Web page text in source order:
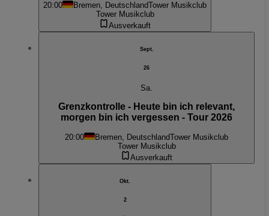
20:00 Bremen, DeutschlandTower Musikclub
Tower Musikclub
Ausverkauft
Sept.
26
Sa.
Grenzkontrolle - Heute bin ich relevant,
morgen bin ich vergessen - Tour 2026
20:00 Bremen, DeutschlandTower Musikclub
Tower Musikclub
Ausverkauft
Okt.
2